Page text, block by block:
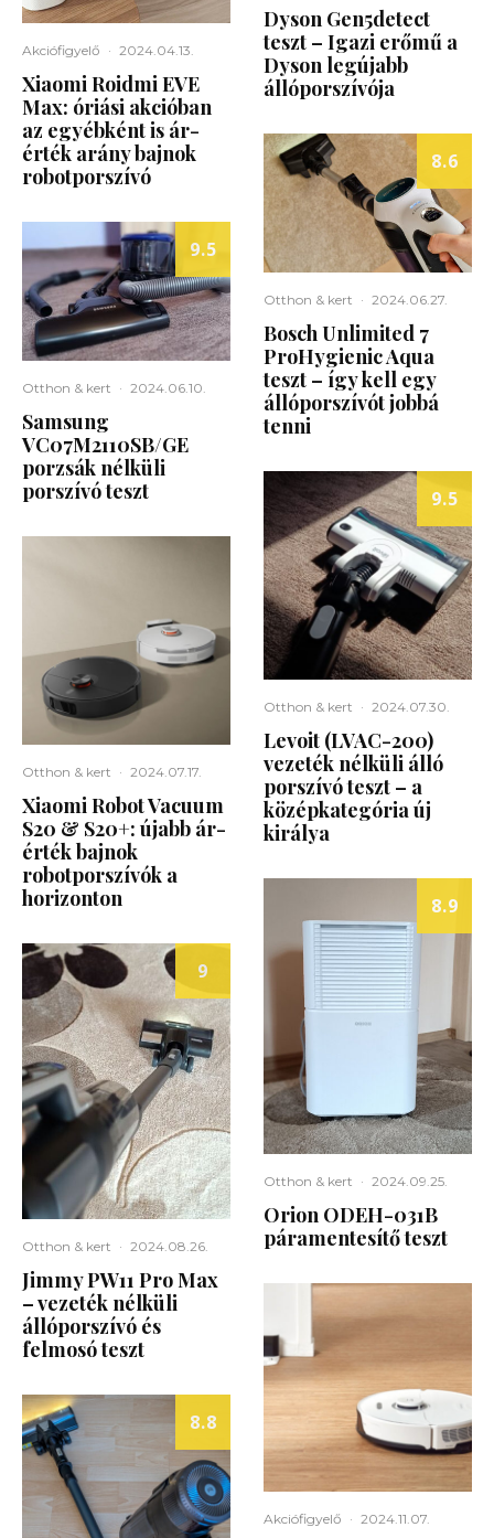
Akciófigyelő · 2024.04.13.
Xiaomi Roidmi EVE
Max: óriási akcióban
az egyébként is ár-
érték arány bajnok
robotporszívó
9.5
Otthon & kert · 2024.06.10.
Samsung
VC07M2110SB/GE
porzsák nélküli
porszívó teszt
Otthon & kert · 2024.07.17.
Xiaomi Robot Vacuum
S20 & S20+: újabb ár-
érték bajnok
robotporszívók a
horizonton
9
Otthon & kert · 2024.08.26.
Jimmy PW11 Pro Max
– vezeték nélküli
állóporszívó és
felmosó teszt
8.8
Dyson Gen5detect
teszt – Igazi erőmű a
Dyson legújabb
állóporszívója
8.6
Otthon & kert · 2024.06.27.
Bosch Unlimited 7
ProHygienic Aqua
teszt – így kell egy
állóporszívót jobbá
tenni
9.5
Otthon & kert · 2024.07.30.
Levoit (LVAC-200)
vezeték nélküli álló
porszívó teszt – a
középkategória új
királya
8.9
Otthon & kert · 2024.09.25.
Orion ODEH-031B
páramentesítő teszt
Akciófigyelő · 2024.11.07.